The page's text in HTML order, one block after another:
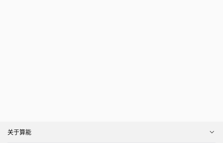
关于算能